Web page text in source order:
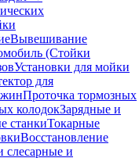
Вывешивание
(Стойки
Установки для мойки
для
Проточка тормозных
колодокЗарядные и
станкиТокарные
Восстановление
слесарные и